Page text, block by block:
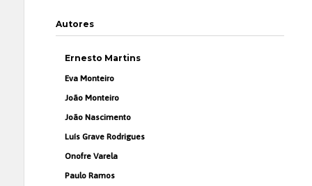
Autores
Ernesto Martins
Eva Monteiro
João Monteiro
João Nascimento
Luís Grave Rodrigues
Onofre Varela
Paulo Ramos